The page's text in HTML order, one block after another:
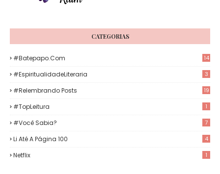
CATEGORIAS
#Batepapo.com 14
#EspiritualidadeLiteraria 3
#Relembrando Posts 19
#TopLeitura 1
#Você Sabia? 7
Li Até A Página 100 4
Netflix 1